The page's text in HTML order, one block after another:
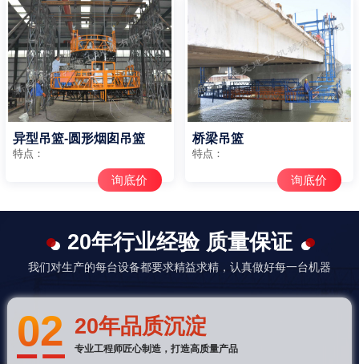
异型吊篮-圆形烟囱吊篮
特点：
询底价
桥梁吊篮
特点：
询底价
20年行业经验 质量保证
我们对生产的每台设备都要求精益求精，认真做好每一台机器
02 20年品质沉淀
专业工程师匠心制造，打造高质量产品